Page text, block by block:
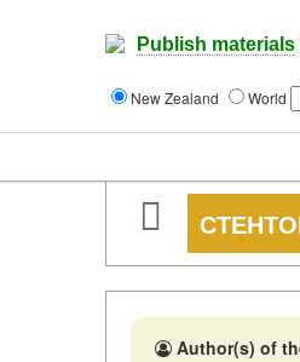
Publish materials
New Zealand World
Author(s) of